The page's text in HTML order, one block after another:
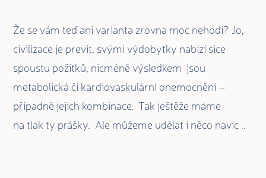
Že se vám teď ani varianta zrovna moc nehodí? Jo,
civilizace je prevít, svými výdobytky nabízí sice
spoustu požitků, nicméně výsledkem jsou
metabolická či kardiovaskulární onemocnění –
případně jejich kombinace. Tak ještěže máme
na tlak ty prášky. Ale můžeme udělat i něco navíc ..